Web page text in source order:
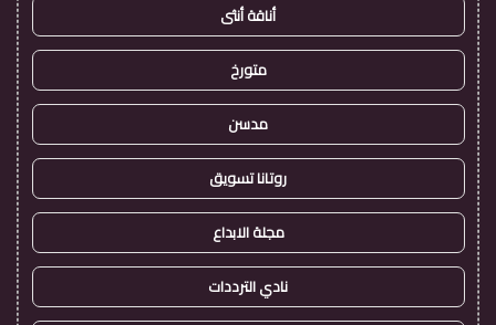
أناقة أنثى
متورخ
مدسن
روتانا تسويق
مجلة الابداع
نادي الترددات